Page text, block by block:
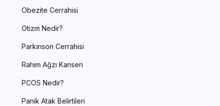
Obezite Cerrahisi
Otizm Nedir?
Parkinson Cerrahisi
Rahim Ağzı Kanseri
PCOS Nedir?
Panik Atak Belirtileri